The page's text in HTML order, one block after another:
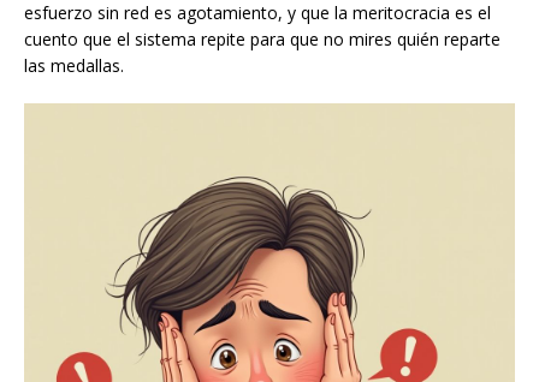
esfuerzo sin red es agotamiento, y que la meritocracia es el
cuento que el sistema repite para que no mires quién reparte
las medallas.